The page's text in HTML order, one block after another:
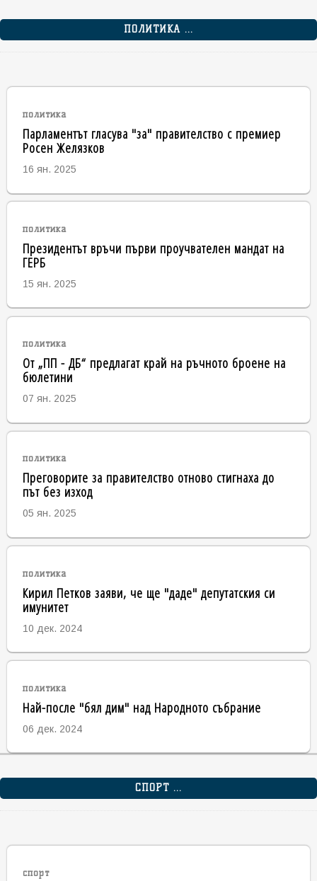
ПОЛИТИКА ...
политика
Парламентът гласува "за" правителство с премиер
Росен Желязков
16 ян. 2025
политика
Президентът връчи първи проучвателен мандат на
ГЕРБ
15 ян. 2025
политика
От „ПП - ДБ“ предлагат край на ръчното броене на
бюлетини
07 ян. 2025
политика
Преговорите за правителство отново стигнаха до
път без изход
05 ян. 2025
политика
Кирил Петков заяви, че ще "даде" депутатския си
имунитет
10 дек. 2024
политика
Най-после "бял дим" над Народното събрание
06 дек. 2024
СПОРТ ...
спорт